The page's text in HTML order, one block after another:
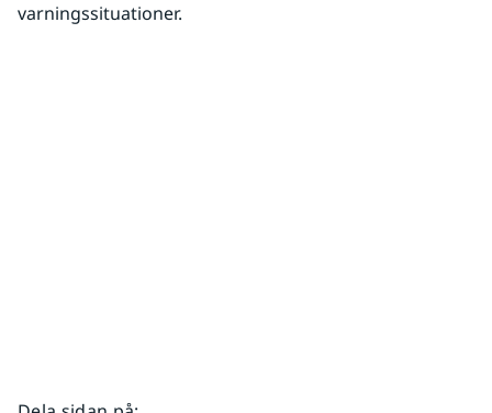
varningssituationer.